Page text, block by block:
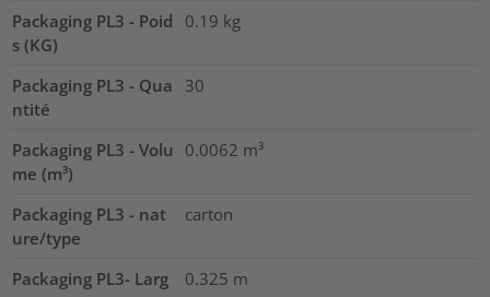
Packaging PL3 - Poid
s (KG)
0.19 kg
Packaging PL3 - Qua
ntité
30
Packaging PL3 - Volu
me (m³)
0.0062 m³
Packaging PL3 - nat
ure/type
carton
Packaging PL3- Larg
0.325 m